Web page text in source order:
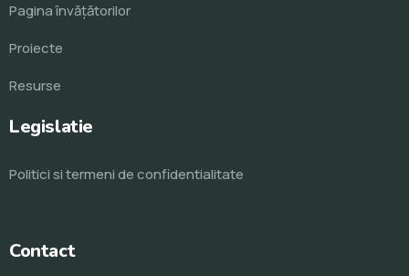
Pagina învăţătorilor
Proiecte
Resurse
Legislatie
Politici si termeni de confidentialitate
Contact